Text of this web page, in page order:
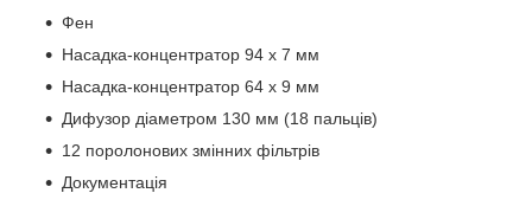
Фен
Насадка-концентратор 94 х 7 мм
Насадка-концентратор 64 х 9 мм
Дифузор діаметром 130 мм (18 пальців)
12 поролонових змінних фільтрів
Документація